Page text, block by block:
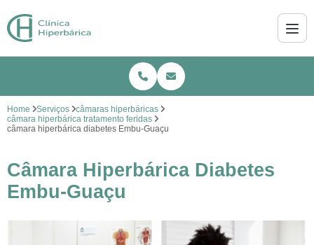
Home Serviços
câmaras hiperbáricas
câmara hiperbárica tratamento feridas
câmara hiperbárica diabetes Embu-Guaçu
Câmara Hiperbárica Diabetes
Embu-Guaçu